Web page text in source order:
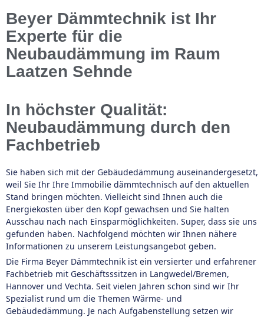
Beyer Dämmtechnik ist Ihr
Experte für die
Neubaudämmung im Raum
Laatzen Sehnde
In höchster Qualität:
Neubaudämmung durch den
Fachbetrieb
Sie haben sich mit der Gebäudedämmung auseinandergesetzt,
weil Sie Ihr Ihre Immobilie dämmtechnisch auf den aktuellen
Stand bringen möchten. Vielleicht sind Ihnen auch die
Energiekosten über den Kopf gewachsen und Sie halten
Ausschau nach nach Einsparmöglichkeiten. Super, dass sie uns
gefunden haben. Nachfolgend möchten wir Ihnen nähere
Informationen zu unserem Leistungsangebot geben.
Die Firma Beyer Dämmtechnik ist ein versierter und erfahrener
Fachbetrieb mit Geschäftsssitzen in Langwedel/Bremen,
Hannover und Vechta. Seit vielen Jahren schon sind wir Ihr
Spezialist rund um die Themen Wärme- und
Gebäudedämmung. Je nach Aufgabenstellung setzen wir